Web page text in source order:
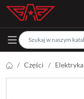
Części Elektryka